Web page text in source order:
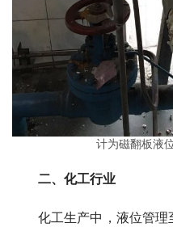
计为磁翻板液
二、化工行业
化工生产中，液位管理